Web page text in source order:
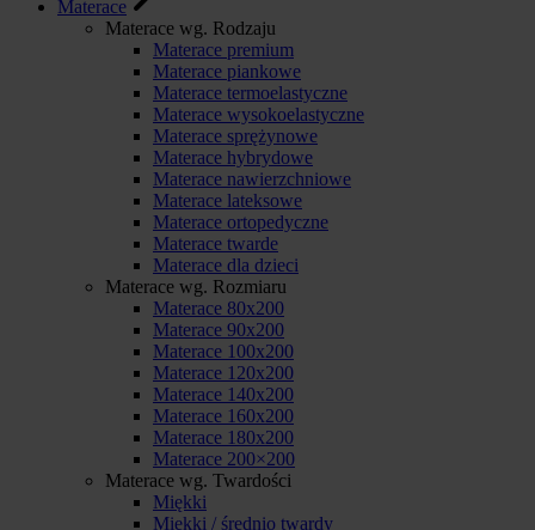
Materace
Materace wg. Rodzaju
Materace premium
Materace piankowe
Materace termoelastyczne
Materace wysokoelastyczne
Materace sprężynowe
Materace hybrydowe
Materace nawierzchniowe
Materace lateksowe
Materace ortopedyczne
Materace twarde
Materace dla dzieci
Materace wg. Rozmiaru
Materace 80x200
Materace 90x200
Materace 100x200
Materace 120x200
Materace 140x200
Materace 160x200
Materace 180x200
Materace 200×200
Materace wg. Twardości
Miękki
Miękki / średnio twardy